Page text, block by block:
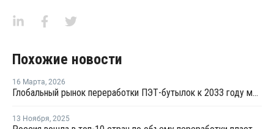
Похожие новости
16 Марта, 2026
Глобальный рынок переработки ПЭТ-бутылок к 2033 году может вырасти втрое
13 Ноября, 2025